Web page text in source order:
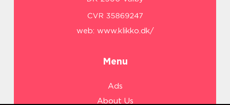
web: www.klikko.dk/
Menu
Ads
About Us